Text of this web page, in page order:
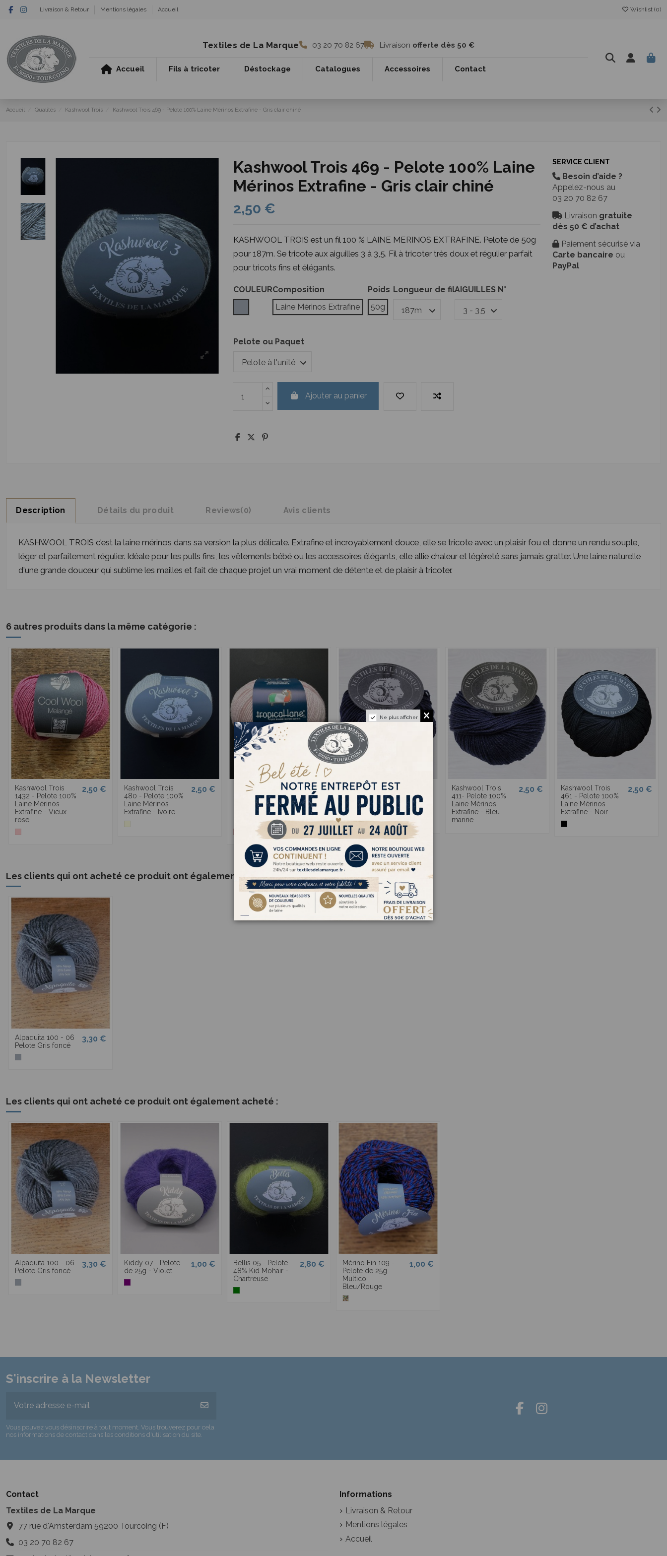
Livraison & Retour Mentions légales Accueil Wishlist (0)
Textiles de La Marque 03 20 70 82 67 Livraison offerte dès 50 €
Accueil Fils à tricoter Déstockage Catalogues Accessoires Contact
Accueil Qualités Kashwool Trois Kashwool Trois 469 - Pelote 100% Laine Mérinos Extrafine - Gris clair chiné
Kashwool Trois 469 - Pelote 100% Laine
Mérinos Extrafine - Gris clair chiné
2,50 €
KASHWOOL TROIS est un fil 100 % LAINE MERINOS EXTRAFINE. Pelote de 50g
pour 187m. Se tricote aux aiguilles 3 à 3,5. Fil à tricoter très doux et régulier parfait
pour tricots fins et élégants.
COULEURComposition
Laine Mérinos Extrafine
Poids
50g
Longueur de filAIGUILLES N°
Pelote ou Paquet
Ajouter au panier
SERVICE CLIENT
Besoin d’aide ?
Appelez-nous au
03 20 70 82 67
Livraison gratuite
dès 50 € d’achat
Paiement sécurisé via
Carte bancaire ou
PayPal
Description Détails du produit Reviews(0) Avis clients
KASHWOOL TROIS c'est la laine mérinos dans sa version la plus délicate. Extrafine et incroyablement douce, elle se tricote avec un plaisir fou et donne un rendu souple,
léger et parfaitement régulier. Idéale pour les pulls fins, les vêtements bébé ou les accessoires élégants, elle allie chaleur et légèreté sans jamais gratter. Une laine naturelle
d'une grande douceur qui sublime les mailles et fait de chaque projet un vrai moment de détente et de plaisir à tricoter.
6 autres produits dans la même catégorie :
Kashwool Trois
1432 - Pelote 100%
Laine Mérinos
Extrafine - Vieux
rose
2,50 €
Kashwool Trois
480 - Pelote 100%
Laine Mérinos
Extrafine - Ivoire
2,50 €
Kashwool Trois 12
- Pelote 100%
Laine Mérinos
Extrafine - Rose
2,50 €
Kashwool Trois
411/83 - Pelote
100% Laine
Mérinos Extrafine -
Marine foncé
2,50 €
Kashwool Trois
411- Pelote 100%
Laine Mérinos
Extrafine - Bleu
marine
2,50 €
Kashwool Trois
461 - Pelote 100%
Laine Mérinos
Extrafine - Noir
2,50 €
Les clients qui ont acheté ce produit ont également acheté :
Alpaquita 100 - 06
Pelote Gris foncé
3,30 €
Les clients qui ont acheté ce produit ont également acheté :
Alpaquita 100 - 06
Pelote Gris foncé
3,30 €
Kiddy 07 - Pelote
de 25g - Violet
1,00 €
Bellis 05 - Pelote
48% Kid Mohair -
Chartreuse
2,80 €
Mérino Fin 109 -
Pelote de 25g
Multico
Bleu/Rouge
1,00 €
S'inscrire à la Newsletter
Vous pouvez vous désinscrire à tout moment. Vous trouverez pour cela
nos informations de contact dans les conditions d'utilisation du site.
Contact
Textiles de La Marque
77 rue d'Amsterdam 59200 Tourcoing (F)
03 20 70 82 67
Informations
Livraison & Retour
Mentions légales
Accueil
Ne plus afficher